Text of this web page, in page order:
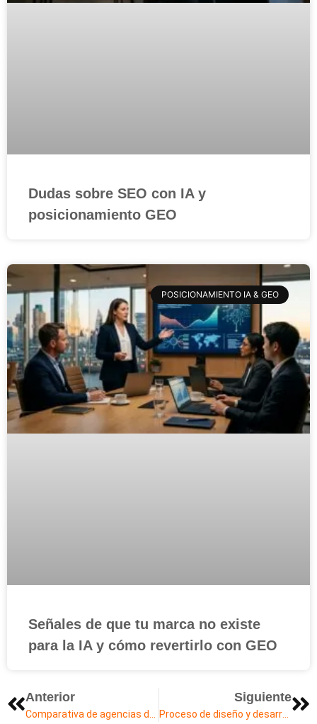
Dudas sobre SEO con IA y
posicionamiento GEO
POSICIONAMIENTO IA & GEO
Señales de que tu marca no existe
para la IA y cómo revertirlo con GEO
Anterior Siguiente
Proceso de diseño y desarrollo web en Latam: paso a paso